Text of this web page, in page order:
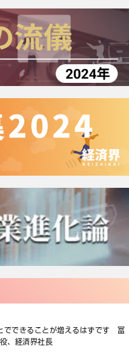
でできることが増えるはずです 冨
、経済界社長